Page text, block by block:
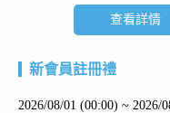
查看詳情
新會員註冊禮
2026/08/01 (00:00) ~